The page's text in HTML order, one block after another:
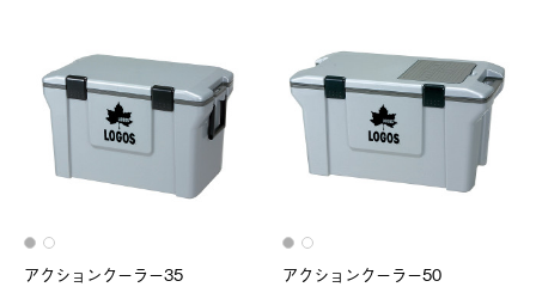
アクションクーラー35 アクションクーラー50